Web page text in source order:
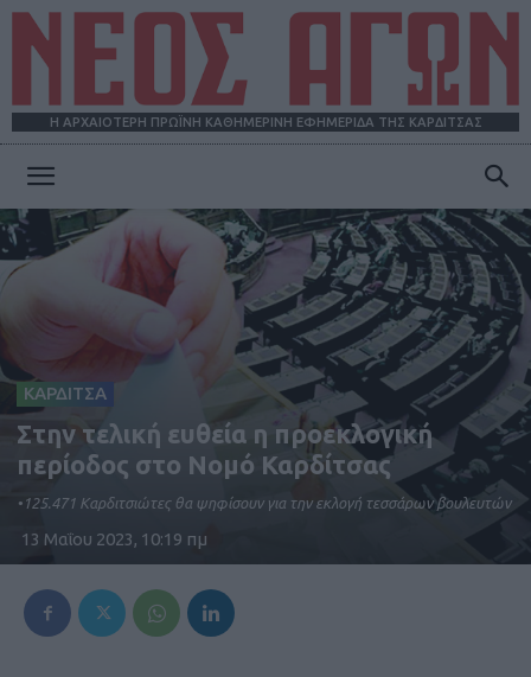
Η ΑΡΧΑΙΟΤΕΡΗ ΠΡΩΪΝΗ ΚΑΘΗΜΕΡΙΝΗ ΕΦΗΜΕΡΙΔΑ ΤΗΣ ΚΑΡΔΙΤΣΑΣ
ΑΓΩΝ
ΚΑΡΔΙΤΣΑ
Στην τελική ευθεία η προεκλογική
περίοδος στο Νομό Καρδίτσας
•125.471 Καρδιτσιώτες θα ψηφίσουν για την εκλογή τεσσάρων βουλευτών
13 Μαΐου 2023, 10:19 πμ